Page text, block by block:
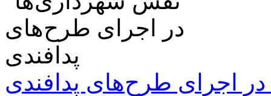
اجرای طرح‌های پدافندی